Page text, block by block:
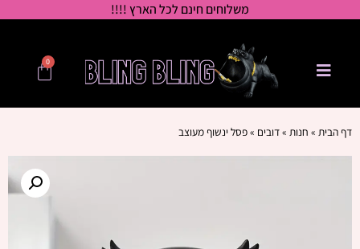
משלוחים חינם לכל הארץ !!!!
0
דף הבית » חנות »דובים »פסל ינשוף מעוצב